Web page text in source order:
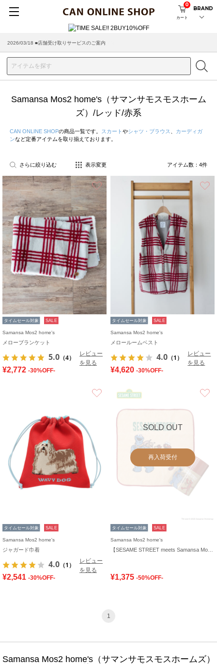
カート
0
BRAND
2026/03/18 ■店舗受け取りサービスのご案内
Samansa Mos2 home's（サマンサモスモスホーム
ズ）/レッド/赤系
CAN ONLINE SHOPの商品一覧です。 スカート やシャツ・ブラウス
カーディガ
ンなど定番アイテムを取り揃えております。
さらに絞り込む 表示変更 アイテム数： 4件
お気に入り
タイムセール対象 SALE
Samansa Mos2 home's
メローブランケット
5.0 （4）
レビュー
を見る
¥2,772 -30%OFF-
タイムセール対象 SALE
Samansa Mos2 home's
メロールームベスト
4.0 （1）
レビュー
を見る
¥4,620 -30%OFF-
お気に入り
タイムセール対象 SALE
Samansa Mos2 home's
ジャガード巾着
4.0 （1）
レビュー
を見る
¥2,541 -30%OFF-
SOLD OUT
再入荷受付
タイムセール対象 SALE
Samansa Mos2 home's
¥1,375 -50%OFF-
1
Samansa Mos2 home's（サマンサモスモスホームズ）